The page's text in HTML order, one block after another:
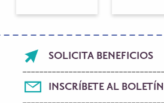
Footer
menu
SOLICITA BENEFICIOS
INSCRÍBETE AL BOLETÍN